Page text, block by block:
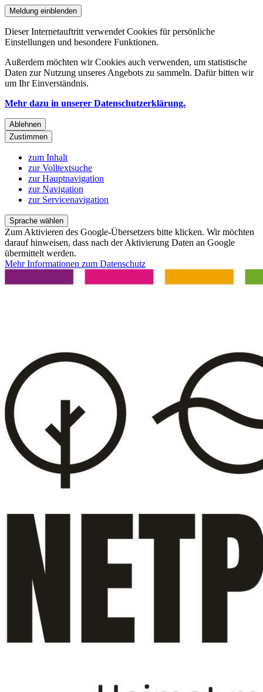
Meldung einblenden
Dieser Internetauftritt verwendet Cookies für persönliche
Einstellungen und besondere Funktionen.
Außerdem möchten wir Cookies auch verwenden, um statistische
Daten zur Nutzung unseres Angebots zu sammeln. Dafür bitten wir
um Ihr Einverständnis.
Mehr dazu in unserer Datenschutzerklärung.
Ablehnen
Zustimmen
zum Inhalt
zur Volltextsuche
zur Hauptnavigation
zur Navigation
zur Servicenavigation
Sprache wählen
Zum Aktivieren des Google-Übersetzers bitte klicken. Wir möchten
darauf hinweisen, dass nach der Aktivierung Daten an Google
übermittelt werden.
Mehr Informationen zum Datenschutz